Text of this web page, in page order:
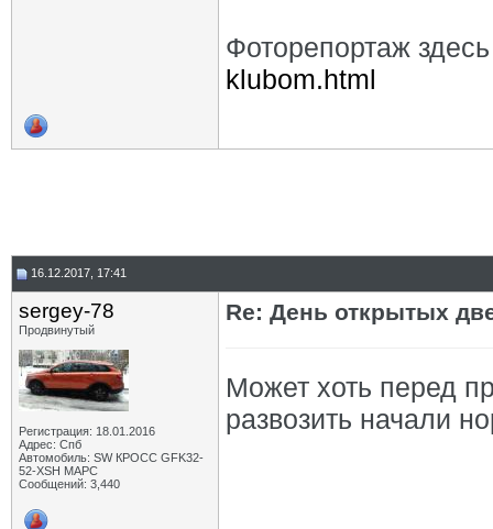
Фоторепортаж
klubom.html
16.12.2017, 17:41
sergey-78
Продвинутый
Регистрация: 18.01.2016
Адрес: Спб
Автомобиль: SW КРОСС GFK32-
52-XSH МАРС
Сообщений: 3,440
Re: День открытых
Может хоть перед
развозить начали